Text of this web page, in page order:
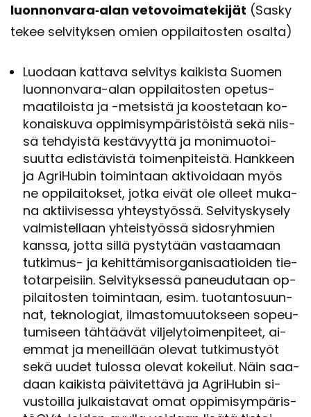
luon­non­va­ra‑alan ve­to­voi­ma­te­ki­jät (Sasky
tekee sel­vi­tyk­sen omien op­pi­lai­tos­ten osal­ta)
Luo­daan kat­ta­va sel­vi­tys kai­kis­ta Suo­men
luonnonvara-​alan op­pi­lai­tos­ten ope­tus­
maa­ti­lois­ta ja -​metsistä ja koos­te­taan ko­
ko­nais­ku­va op­pi­mi­sym­pä­ris­töis­tä sekä niis­
sä teh­dyis­tä kes­tä­vyyt­tä ja mo­ni­muo­toi­
suut­ta edis­tä­vis­tä toi­men­pi­teis­tä. Hank­keen
ja Agri­Hu­bin toi­min­taan ak­ti­voi­daan myös
ne op­pi­lai­tok­set, jotka eivät ole ol­leet mu­ka­
na ak­tii­vi­ses­sa yh­teys­työs­sä. Sel­vi­tys­ky­se­ly
val­mis­tel­laan yh­teis­työs­sä si­dos­ryh­mien
kans­sa, jotta sillä pys­ty­tään vas­taa­maan
tutkimus-​ ja ke­hit­tä­mi­sor­ga­ni­saa­tioi­den tie­
to­tar­pei­siin. Sel­vi­tyk­ses­sä pa­neu­du­taan op­
pi­lai­tos­ten toi­min­taan, esim. tuo­tan­to­suun­
nat, tek­no­lo­giat, il­mas­to­muu­tok­seen so­peu­
tu­mi­seen täh­tää­vät vil­je­ly­toi­men­pi­teet, ai­
em­mat ja me­neil­lään ole­vat tut­ki­mus­työt
sekä uudet tu­los­sa ole­vat ko­kei­lut. Näin saa­
daan kai­kis­ta päi­vi­tet­tä­vä ja Agri­Hu­bin si­
vus­toil­la jul­kais­ta­vat omat op­pi­mi­sym­pä­ris­